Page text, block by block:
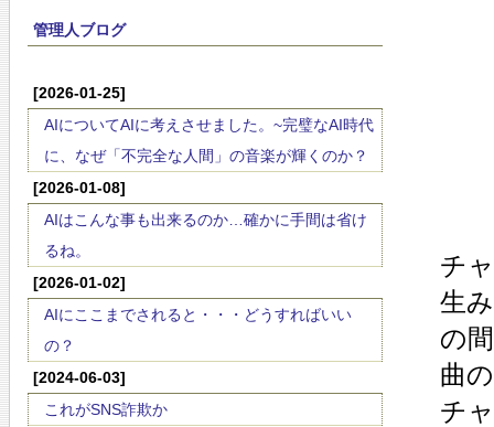
管理人ブログ
[2026-01-25]
AIについてAIに考えさせました。~完璧なAI時代
に、なぜ「不完全な人間」の音楽が輝くのか？
[2026-01-08]
AIはこんな事も出来るのか…確かに手間は省け
るね。
[2026-01-02]
AIにここまでされると・・・どうすればいい
の？
[2024-06-03]
これがSNS詐欺か
チ
生
の
曲
チ